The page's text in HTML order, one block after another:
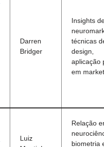
Darren
Bridger
Insights
técnicas
design,
aplicação
em
Luiz
Relação
biometria